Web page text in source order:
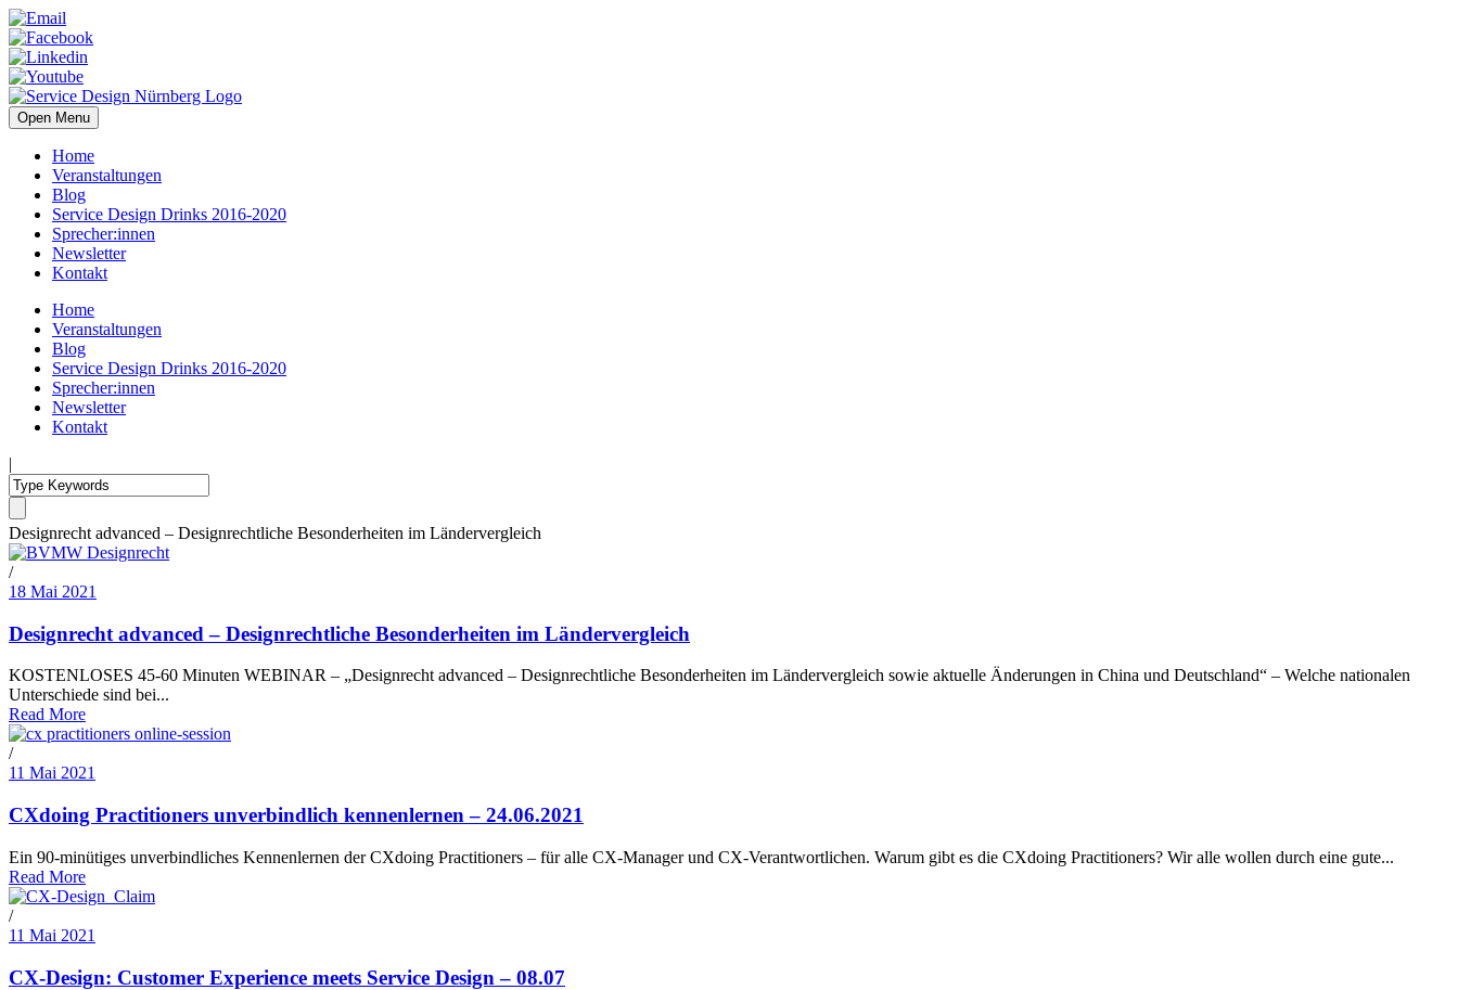
Open Menu
Home
Veranstaltungen
Blog
Service Design Drinks 2016-2020
Sprecher:innen
Newsletter
Kontakt
Home
Veranstaltungen
Blog
Service Design Drinks 2016-2020
Sprecher:innen
Newsletter
Kontakt
|
Designrecht advanced – Designrechtliche Besonderheiten im Ländervergleich
/
18 Mai 2021
Designrecht advanced – Designrechtliche Besonderheiten im Ländervergleich
KOSTENLOSES 45-60 Minuten WEBINAR – „Designrecht advanced – Designrechtliche Besonderheiten im Ländervergleich sowie aktuelle Änderungen in China und Deutschland“ – Welche nationalen
Unterschiede sind bei...
Read More
/
11 Mai 2021
CXdoing Practitioners unverbindlich kennenlernen – 24.06.2021
Ein 90-minütiges unverbindliches Kennenlernen der CXdoing Practitioners – für alle CX-Manager und CX-Verantwortlichen. Warum gibt es die CXdoing Practitioners? Wir alle wollen durch eine gute...
Read More
/
11 Mai 2021
CX-Design: Customer Experience meets Service Design – 08.07